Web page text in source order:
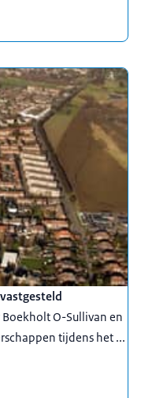
O-Sullivan en
tijdens het ...